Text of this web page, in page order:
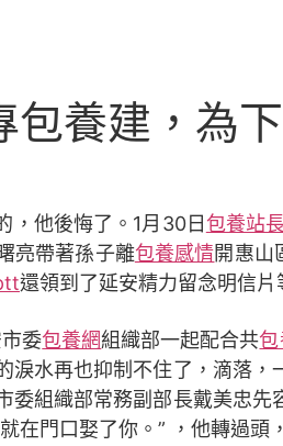
包養建，為
他後悔了。1月30日包養站長
亮帶著孫子離包養感情開惠山
還領到了延安精力留念明信片
委包養網組織部一起配合共包
淚水再也抑制不住了，滴落，
委組織部常務副部長戴美忠先
在門口娶了你。” ，他轉過頭